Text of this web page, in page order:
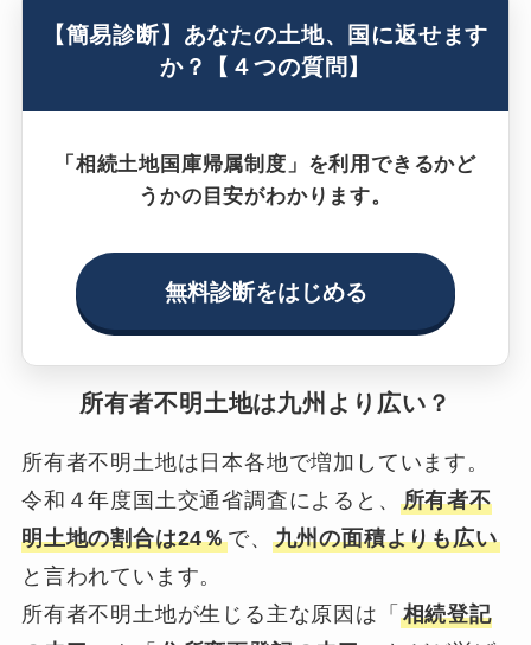
【簡易診断】あなたの土地、国に返せます
か？【４つの質問】
「相続土地国庫帰属制度」を利用できるかど
うかの目安がわかります。
無料診断をはじめる
所有者不明土地は九州より広い？
所有者不明土地は日本各地で増加しています。
令和４年度国土交通省調査によると、 所有者不
明土地の割合は24％で、 九州の面積よりも広い
と言われています。
所有者不明土地が生じる主な原因は「 相続登記